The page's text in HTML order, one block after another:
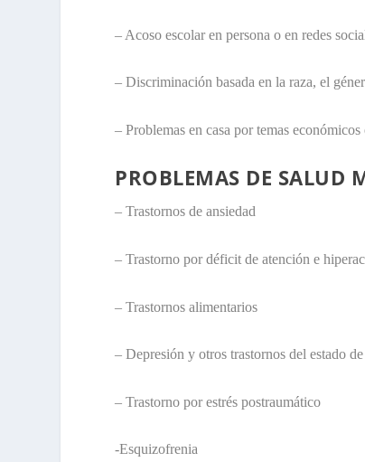
– Acoso escolar en persona o en redes
– Discriminación basada en la raza, el
– Problemas en casa por temas
PROBLEMAS DE SALUD
– Trastornos de ansiedad
– Trastorno por déficit de atención e
– Trastornos alimentarios
– Depresión y otros trastornos del estado
– Trastorno por estrés postraumático
-Esquizofrenia